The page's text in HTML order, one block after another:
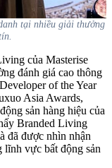
tại nhiều giải thưởng
của Masterise
đánh giá cao thông
of the Year
Asia Awards,
sản hàng hiệu của
Branded Living
đã được nhìn nhận
lĩnh vực bất động sản